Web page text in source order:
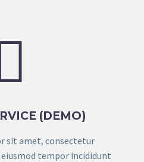
(DEMO)
sit amet, consectetur
tempor incididunt